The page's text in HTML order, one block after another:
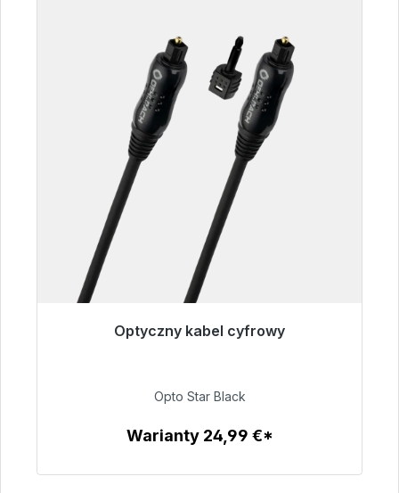
Optyczny kabel cyfrowy
Gotowy do natychmiastowej wysyłki, czas
93,00 €
Opto Star Black
Warianty 24,99 €*